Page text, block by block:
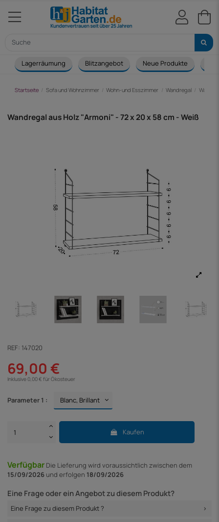
Lagerräumung Blitzangebot Neue Produkte
Startseite Sofa und Wohnzimmer Wohn-und Esszimmer Wandregal
Wandregal aus Holz "Armoni" - 72 x 20 x 58 cm - Weiß
REF: 147020
69,00 €
Inklusive 0,00 € für Ökosteuer
Parameter 1 :
Kaufen
Verfügbar Die Lieferung wird voraussichtlich zwischen dem
15/09/2026 und erfolgen 18/09/2026
Eine Frage oder ein Angebot zu diesem Produkt?
Eine Frage zu diesem Produkt ?